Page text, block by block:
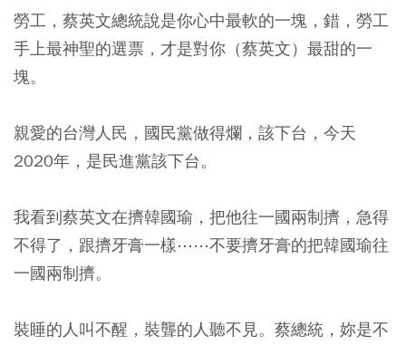
勞工，蔡英文總統說是你心中最軟的一塊，錯，勞工
手上最神聖的選票，才是對你（蔡英文）最甜的一
塊。
親愛的台灣人民，國民黨做得爛，該下台，今天
2020年，是民進黨該下台。
我看到蔡英文在擠韓國瑜，把他往一國兩制擠，急得
不得了，跟擠牙膏一樣⋯⋯不要擠牙膏的把韓國瑜往
一國兩制擠。
裝睡的人叫不醒，裝聾的人聽不見。蔡總統，妳是不